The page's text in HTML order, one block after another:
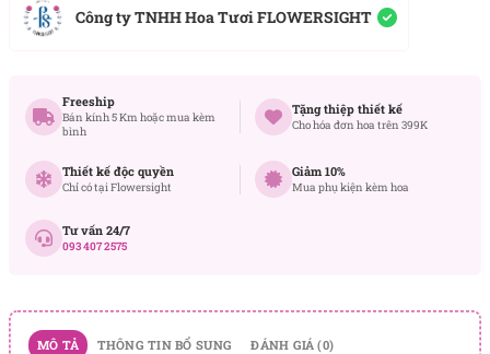
Công ty TNHH Hoa Tươi FLOWERSIGHT
Freeship
Bán kính 5 Km hoặc mua kèm
bình
Tặng thiệp thiết kế
Cho hóa đơn hoa trên 399K
Thiết kế độc quyền
Chỉ có tại Flowersight
Giảm 10%
Mua phụ kiện kèm hoa
Tư vấn 24/7
093 407 2575
MÔ TẢ THÔNG TIN BỔ SUNG ĐÁNH GIÁ (0)